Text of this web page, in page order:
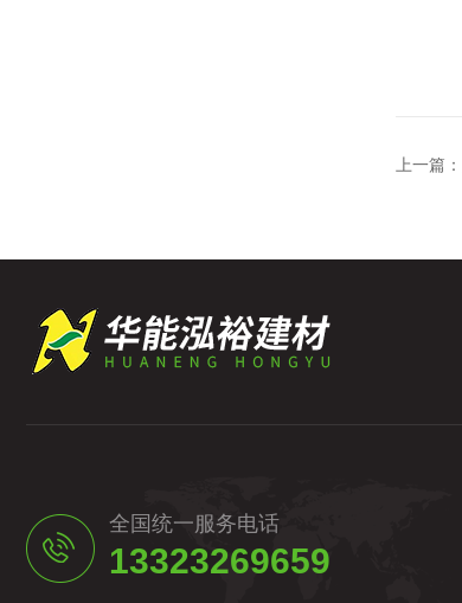
上一篇：
全国统一服务电话
13323269659